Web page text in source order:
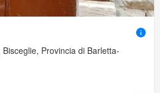
Provincia di Barletta-